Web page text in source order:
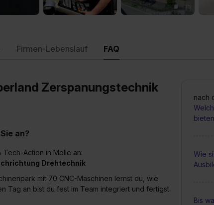
Firmen-Lebenslauf FAQ
nach
Wie
Bis
Zerspanungstechnik
an?
Action in Melle an:
Drehtechnik
mit 70 CNC-Maschinen lernst du, wie
Tag an bist du fest im Team integriert und fertigst